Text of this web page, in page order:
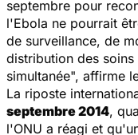
septembre pour
l'Ebola ne pourrait
de surveillance, de
distribution des
simultanée", affirme
La riposte
septembre 2014,
l'ONU a réagi et